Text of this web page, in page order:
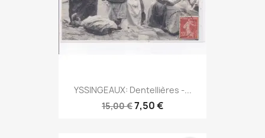
YSSINGEAUX: Dentellières -...
15,00 €7,50 €